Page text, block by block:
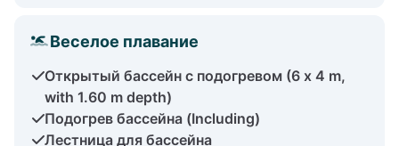
Веселое плавание
Открытый бассейн с подогревом (6 x 4 m,
with 1.60 m depth)
Подогрев бассейна (Including)
Лестница для бассейна